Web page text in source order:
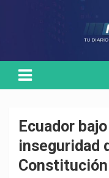
Ecuador
inseguridad
Constitución